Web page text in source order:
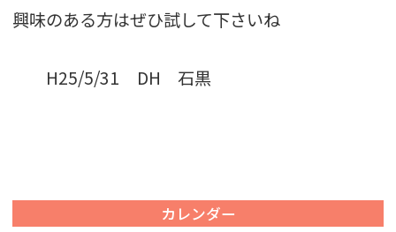
興味のある方はぜひ試して下さいね
H25/5/31 DH 石黒
カレンダー